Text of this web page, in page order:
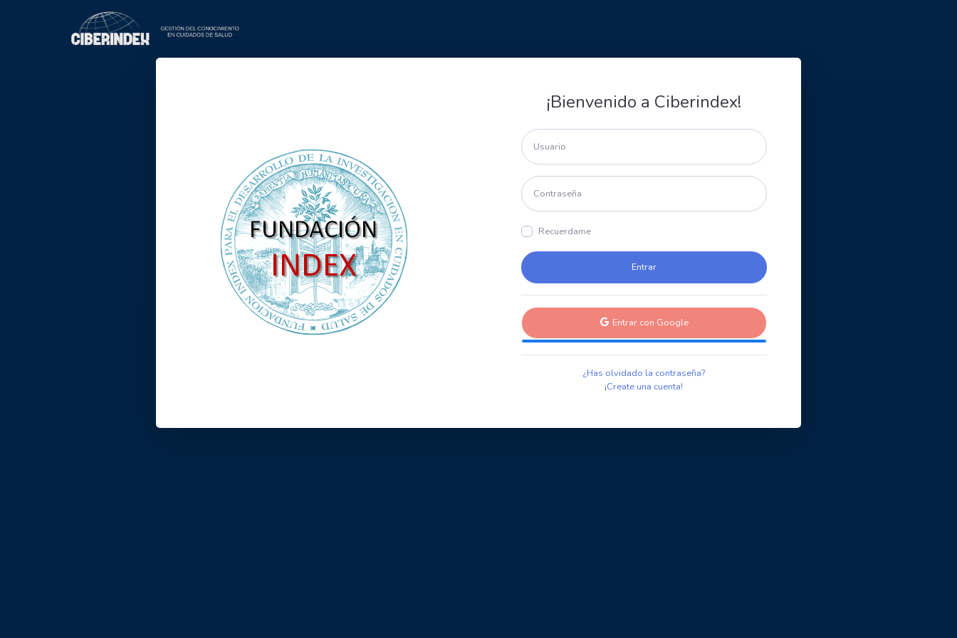
¡Bienvenido a Ciberindex!
Recuerdame
Entrar con Google
¿Has olvidado la contraseña?
¡Create una cuenta!